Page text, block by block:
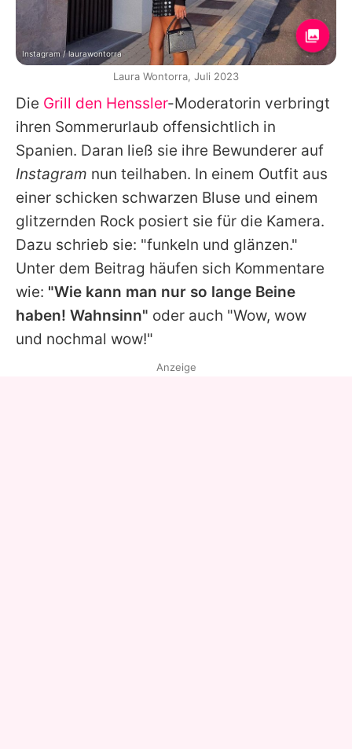
Die Grill den Henssler-Moderatorin verbringt
ihren Sommerurlaub offensichtlich in
Spanien. Daran ließ sie ihre Bewunderer auf
Instagram nun teilhaben. In einem Outfit aus
einer schicken schwarzen Bluse und einem
glitzernden Rock posiert sie für die Kamera.
Dazu schrieb sie: "funkeln und glänzen."
Unter dem Beitrag häufen sich Kommentare
wie: "Wie kann man nur so lange Beine
haben! Wahnsinn" oder auch "Wow, wow
und nochmal wow!"
Instagram / laurawontorra
Laura Wontorra, Juli 2023
Anzeige